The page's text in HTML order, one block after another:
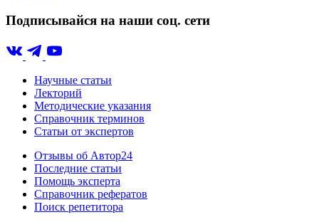
Подписывайся на наши соц. сети
Научные статьи
Лекторий
Методические указания
Справочник терминов
Статьи от экспертов
Отзывы об Автор24
Последние статьи
Помощь эксперта
Справочник рефератов
Поиск репетитора